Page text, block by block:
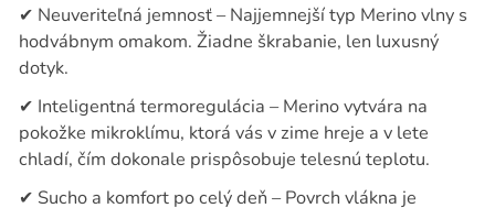
✔ Neuveriteľná jemnosť – Najjemnejší typ Merino vlny s
hodvábnym omakom. Žiadne škrabanie, len luxusný
dotyk.
✔ Inteligentná termoregulácia – Merino vytvára na
pokožke mikroklímu, ktorá vás v zime hreje a v lete
chladí, čím dokonale prispôsobuje telesnú teplotu.
✔ Sucho a komfort po celý deň – Povrch vlákna je